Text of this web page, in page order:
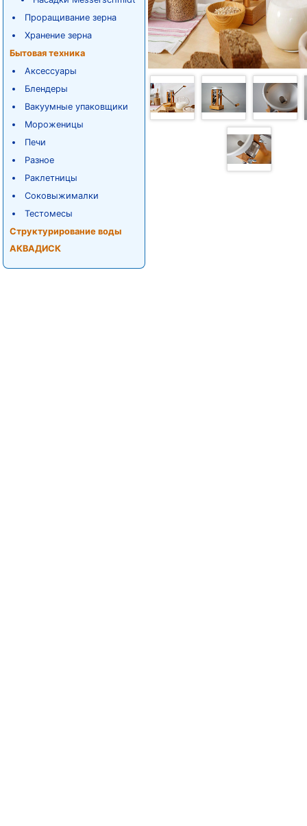
Проращивание зерна
Хранение зерна
Бытовая техника
Аксессуары
Блендеры
Вакуумные упаковщики
Мороженицы
Печи
Разное
Раклетницы
Соковыжималки
Тестомесы
Структурирование воды
АКВАДИСК